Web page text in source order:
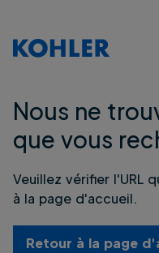
Nous ne
que vous
Veuillez vérifier l'URL
à la page d'accueil.
Retour à la page